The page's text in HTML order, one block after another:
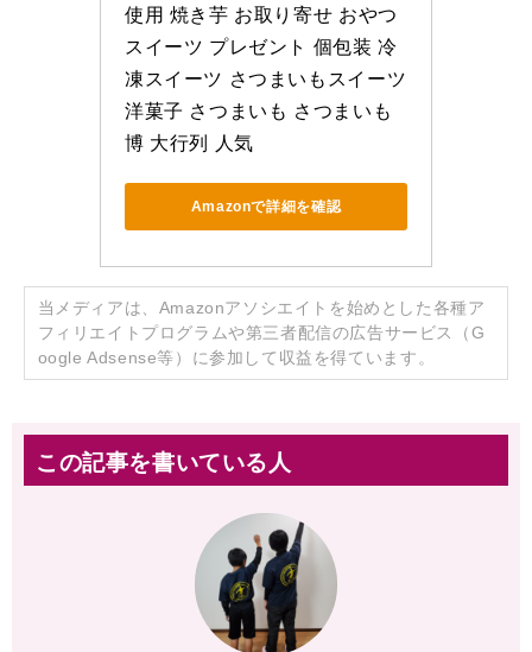
使用 焼き芋 お取り寄せ おやつ
スイーツ プレゼント 個包装 冷
凍スイーツ さつまいもスイーツ
洋菓子 さつまいも さつまいも
博 大行列 人気
Amazonで詳細を確認
当メディアは、Amazonアソシエイトを始めとした各種ア
フィリエイトプログラムや第三者配信の広告サービス（G
oogle Adsense等）に参加して収益を得ています。
この記事を書いている人